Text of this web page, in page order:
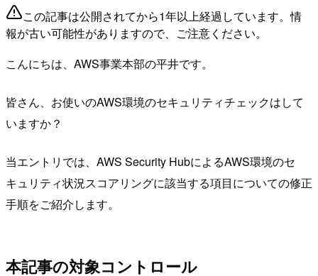
この記事は公開されてから1年以上経過しています。情
報が古い可能性がありますので、ご注意ください。
こんにちは、AWS事業本部の平井です。
皆さん、お使いのAWS環境のセキュリティチェックはして
いますか？
当エントリでは、AWS Security HubによるAWS環境のセ
キュリティ状況スコアリングに該当する項目についての修正
手順をご紹介します。
本記事の対象コントロール